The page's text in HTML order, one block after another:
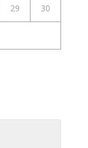
29 30